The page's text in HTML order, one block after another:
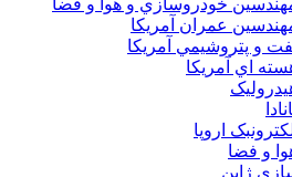
عمران آمريکا
و پتروشيمي آمريکا
اي آمريکا
اروپا
و فضا
ژاپن